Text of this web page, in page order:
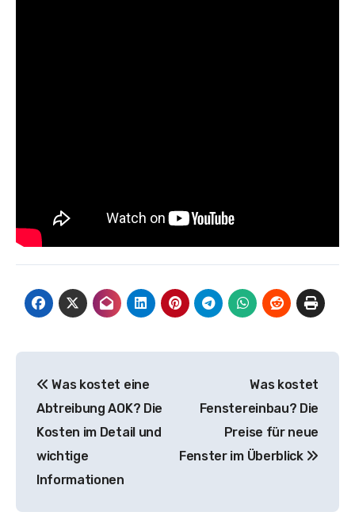
Was kostet eine
Abtreibung AOK? Die
Kosten im Detail und
wichtige
Informationen
Was kostet
Fenstereinbau? Die
Preise für neue
Fenster im Überblick